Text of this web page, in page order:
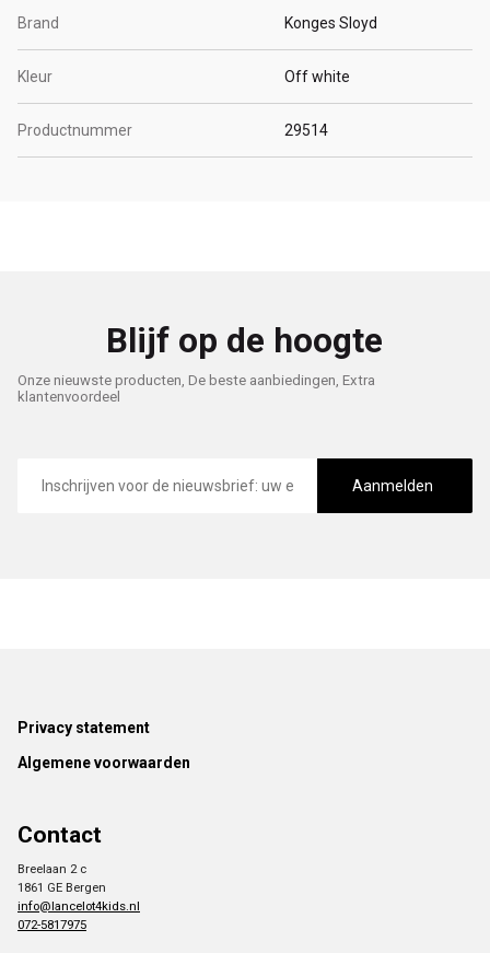
Brand Konges Sloyd
Kleur Off white
Productnummer 29514
Blijf op de hoogte
Onze nieuwste producten, De beste aanbiedingen, Extra
klantenvoordeel
mailadres
Aanmelden
Footer
Privacy statement
Algemene voorwaarden
Contact
Breelaan 2 c
1861 GE Bergen
info@lancelot4kids.nl
072-5817975